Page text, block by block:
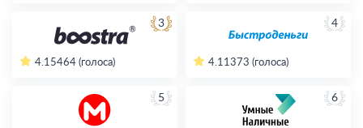
3
4.15464 (голоса)
4
4.11 373 (голоса)
5 6